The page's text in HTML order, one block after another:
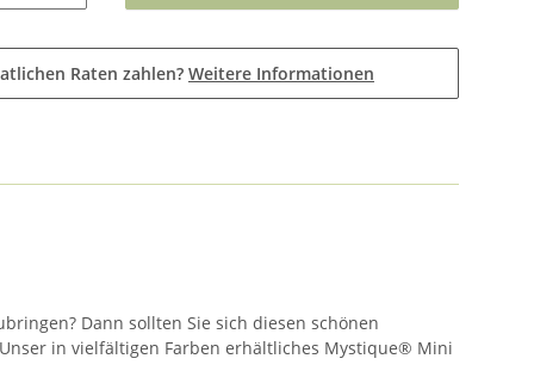
Raten zahlen? Weitere Informationen
Dann sollten Sie sich diesen schönen
in vielfältigen Farben erhältliches Mystique® Mini